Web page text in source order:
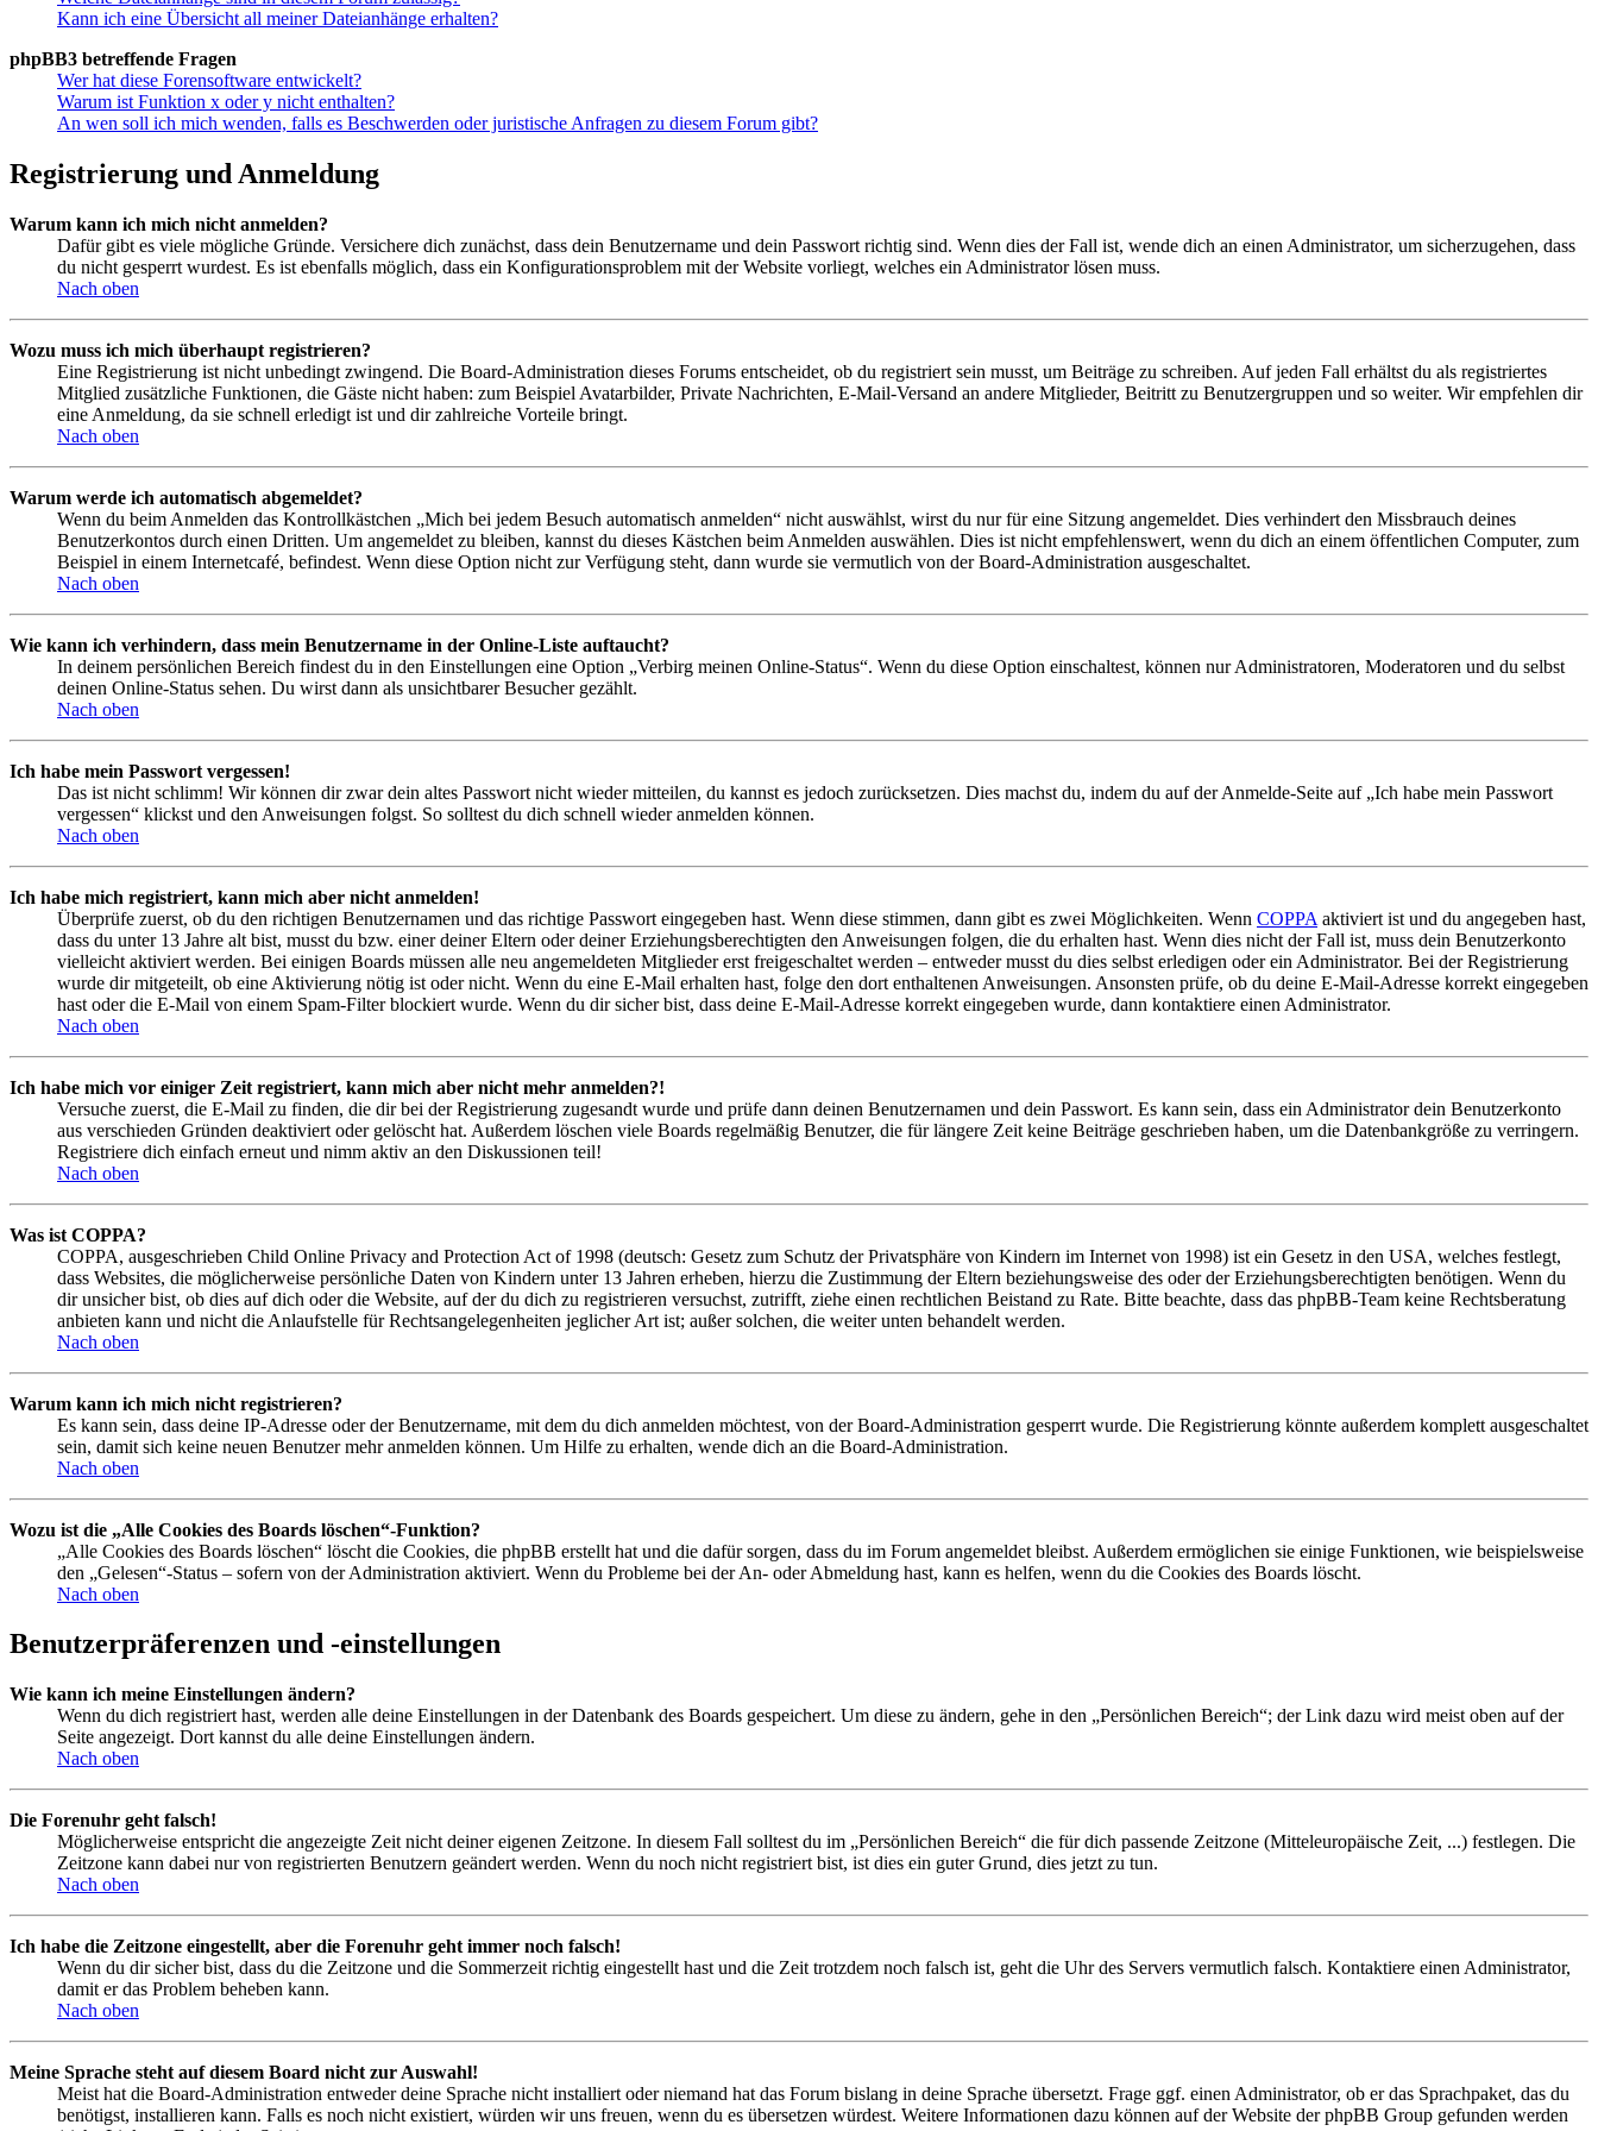
Kann ich eine Übersicht all meiner Dateianhänge erhalten?
phpBB3 betreffende Fragen
Wer hat diese Forensoftware entwickelt?
Warum ist Funktion x oder y nicht enthalten?
An wen soll ich mich wenden, falls es Beschwerden oder juristische Anfragen zu diesem Forum gibt?
Registrierung und Anmeldung
Warum kann ich mich nicht anmelden?
Dafür gibt es viele mögliche Gründe. Versichere dich zunächst, dass dein Benutzername und dein Passwort richtig sind. Wenn dies der Fall ist, wende dich an einen Administrator, um sicherzugehen, dass
du nicht gesperrt wurdest. Es ist ebenfalls möglich, dass ein Konfigurationsproblem mit der Website vorliegt, welches ein Administrator lösen muss.
Nach oben
Wozu muss ich mich überhaupt registrieren?
Eine Registrierung ist nicht unbedingt zwingend. Die Board-Administration dieses Forums entscheidet, ob du registriert sein musst, um Beiträge zu schreiben. Auf jeden Fall erhältst du als registriertes
Mitglied zusätzliche Funktionen, die Gäste nicht haben: zum Beispiel Avatarbilder, Private Nachrichten, E-Mail-Versand an andere Mitglieder, Beitritt zu Benutzergruppen und so weiter. Wir empfehlen dir
eine Anmeldung, da sie schnell erledigt ist und dir zahlreiche Vorteile bringt.
Nach oben
Warum werde ich automatisch abgemeldet?
Wenn du beim Anmelden das Kontrollkästchen „Mich bei jedem Besuch automatisch anmelden“ nicht auswählst, wirst du nur für eine Sitzung angemeldet. Dies verhindert den Missbrauch deines
Benutzerkontos durch einen Dritten. Um angemeldet zu bleiben, kannst du dieses Kästchen beim Anmelden auswählen. Dies ist nicht empfehlenswert, wenn du dich an einem öffentlichen Computer, zum
Beispiel in einem Internetcafé, befindest. Wenn diese Option nicht zur Verfügung steht, dann wurde sie vermutlich von der Board-Administration ausgeschaltet.
Nach oben
Wie kann ich verhindern, dass mein Benutzername in der Online-Liste auftaucht?
In deinem persönlichen Bereich findest du in den Einstellungen eine Option „Verbirg meinen Online-Status“. Wenn du diese Option einschaltest, können nur Administratoren, Moderatoren und du selbst
deinen Online-Status sehen. Du wirst dann als unsichtbarer Besucher gezählt.
Nach oben
Ich habe mein Passwort vergessen!
Das ist nicht schlimm! Wir können dir zwar dein altes Passwort nicht wieder mitteilen, du kannst es jedoch zurücksetzen. Dies machst du, indem du auf der Anmelde-Seite auf „Ich habe mein Passwort
vergessen“ klickst und den Anweisungen folgst. So solltest du dich schnell wieder anmelden können.
Nach oben
Ich habe mich registriert, kann mich aber nicht anmelden!
Überprüfe zuerst, ob du den richtigen Benutzernamen und das richtige Passwort eingegeben hast. Wenn diese stimmen, dann gibt es zwei Möglichkeiten. Wenn COPPA aktiviert ist und du angegeben hast,
dass du unter 13 Jahre alt bist, musst du bzw. einer deiner Eltern oder deiner Erziehungsberechtigten den Anweisungen folgen, die du erhalten hast. Wenn dies nicht der Fall ist, muss dein Benutzerkonto
vielleicht aktiviert werden. Bei einigen Boards müssen alle neu angemeldeten Mitglieder erst freigeschaltet werden – entweder musst du dies selbst erledigen oder ein Administrator. Bei der Registrierung
wurde dir mitgeteilt, ob eine Aktivierung nötig ist oder nicht. Wenn du eine E-Mail erhalten hast, folge den dort enthaltenen Anweisungen. Ansonsten prüfe, ob du deine E-Mail-Adresse korrekt eingegeben
hast oder die E-Mail von einem Spam-Filter blockiert wurde. Wenn du dir sicher bist, dass deine E-Mail-Adresse korrekt eingegeben wurde, dann kontaktiere einen Administrator.
Nach oben
Ich habe mich vor einiger Zeit registriert, kann mich aber nicht mehr anmelden?!
Versuche zuerst, die E-Mail zu finden, die dir bei der Registrierung zugesandt wurde und prüfe dann deinen Benutzernamen und dein Passwort. Es kann sein, dass ein Administrator dein Benutzerkonto
aus verschieden Gründen deaktiviert oder gelöscht hat. Außerdem löschen viele Boards regelmäßig Benutzer, die für längere Zeit keine Beiträge geschrieben haben, um die Datenbankgröße zu verringern.
Registriere dich einfach erneut und nimm aktiv an den Diskussionen teil!
Nach oben
Was ist COPPA?
COPPA, ausgeschrieben Child Online Privacy and Protection Act of 1998 (deutsch: Gesetz zum Schutz der Privatsphäre von Kindern im Internet von 1998) ist ein Gesetz in den USA, welches festlegt,
dass Websites, die möglicherweise persönliche Daten von Kindern unter 13 Jahren erheben, hierzu die Zustimmung der Eltern beziehungsweise des oder der Erziehungsberechtigten benötigen. Wenn du
dir unsicher bist, ob dies auf dich oder die Website, auf der du dich zu registrieren versuchst, zutrifft, ziehe einen rechtlichen Beistand zu Rate. Bitte beachte, dass das phpBB-Team keine Rechtsberatung
anbieten kann und nicht die Anlaufstelle für Rechtsangelegenheiten jeglicher Art ist; außer solchen, die weiter unten behandelt werden.
Nach oben
Warum kann ich mich nicht registrieren?
Es kann sein, dass deine IP-Adresse oder der Benutzername, mit dem du dich anmelden möchtest, von der Board-Administration gesperrt wurde. Die Registrierung könnte außerdem komplett ausgeschaltet
sein, damit sich keine neuen Benutzer mehr anmelden können. Um Hilfe zu erhalten, wende dich an die Board-Administration.
Nach oben
Wozu ist die „Alle Cookies des Boards löschen“-Funktion?
„Alle Cookies des Boards löschen“ löscht die Cookies, die phpBB erstellt hat und die dafür sorgen, dass du im Forum angemeldet bleibst. Außerdem ermöglichen sie einige Funktionen, wie beispielsweise
den „Gelesen“-Status – sofern von der Administration aktiviert. Wenn du Probleme bei der An- oder Abmeldung hast, kann es helfen, wenn du die Cookies des Boards löscht.
Nach oben
Benutzerpräferenzen und -einstellungen
Wie kann ich meine Einstellungen ändern?
Wenn du dich registriert hast, werden alle deine Einstellungen in der Datenbank des Boards gespeichert. Um diese zu ändern, gehe in den „Persönlichen Bereich“; der Link dazu wird meist oben auf der
Seite angezeigt. Dort kannst du alle deine Einstellungen ändern.
Nach oben
Die Forenuhr geht falsch!
Möglicherweise entspricht die angezeigte Zeit nicht deiner eigenen Zeitzone. In diesem Fall solltest du im „Persönlichen Bereich“ die für dich passende Zeitzone (Mitteleuropäische Zeit, ...) festlegen. Die
Zeitzone kann dabei nur von registrierten Benutzern geändert werden. Wenn du noch nicht registriert bist, ist dies ein guter Grund, dies jetzt zu tun.
Nach oben
Ich habe die Zeitzone eingestellt, aber die Forenuhr geht immer noch falsch!
Wenn du dir sicher bist, dass du die Zeitzone und die Sommerzeit richtig eingestellt hast und die Zeit trotzdem noch falsch ist, geht die Uhr des Servers vermutlich falsch. Kontaktiere einen Administrator,
damit er das Problem beheben kann.
Nach oben
Meine Sprache steht auf diesem Board nicht zur Auswahl!
Meist hat die Board-Administration entweder deine Sprache nicht installiert oder niemand hat das Forum bislang in deine Sprache übersetzt. Frage ggf. einen Administrator, ob er das Sprachpaket, das du
benötigst, installieren kann. Falls es noch nicht existiert, würden wir uns freuen, wenn du es übersetzen würdest. Weitere Informationen dazu können auf der Website der phpBB Group gefunden werden